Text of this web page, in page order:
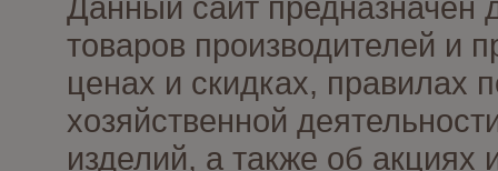
товаров производителей и
ценах и скидках, правилах
хозяйственной
изделий, а также об